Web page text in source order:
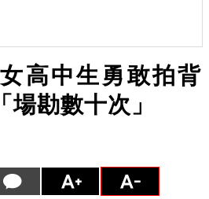
高中生勇敢拍背
勘數十次」